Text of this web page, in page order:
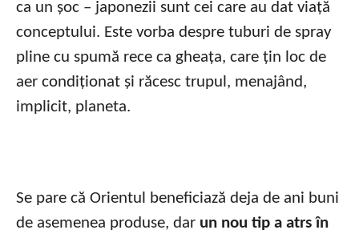
ca un șoc – japonezii sunt cei care au dat viață
conceptului. Este vorba despre tuburi de spray
pline cu spumă rece ca gheața, care țin loc de
aer condiționat și răcesc trupul, menajând,
implicit, planeta.
Se pare că Orientul beneficiază deja de ani buni
de asemenea produse, dar un nou tip a atrs în